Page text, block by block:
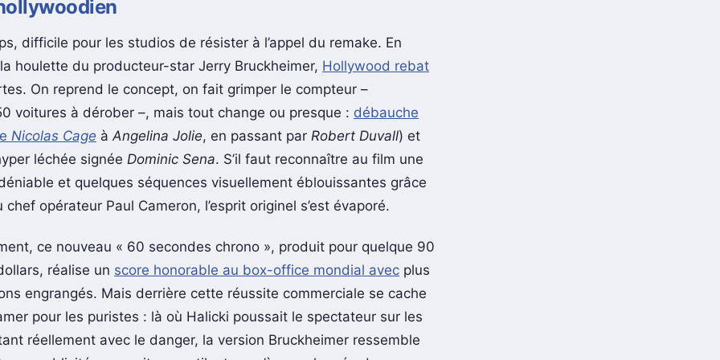
difficile pour les studios de résister à l’appel du remake. En
houlette du producteur-star Jerry Bruckheimer,
Hollywood rebat
On reprend le concept, on fait grimper le compteur –
voitures à dérober –, mais tout change ou presque :débauche
Nicolas Cage àAngelina Jolie , en passant par Robert Duvall
léchée signée
Dominic Sena
. S’il faut reconnaître au film une
et quelques séquences visuellement éblouissantes grâce
ce nouveau « 60 secondes chrono », produit pour quelque 90
réalise un score honorable au box-office mondial avecplus
engrangés. Mais derrière cette réussite commerciale se cache
pour les puristes : là où Halicki poussait le spectateur sur les
réellement avec le danger, la version Bruckheimer ressemble